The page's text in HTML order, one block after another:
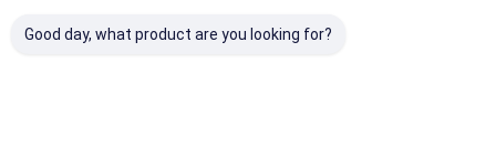
Good day, what product are you looking for?